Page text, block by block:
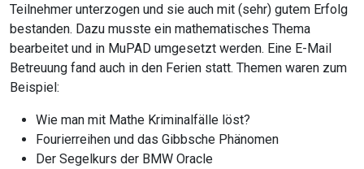
Teilnehmer unterzogen und sie auch mit (sehr) gutem Erfolg
bestanden. Dazu musste ein mathematisches Thema
bearbeitet und in MuPAD umgesetzt werden. Eine E-Mail
Betreuung fand auch in den Ferien statt. Themen waren zum
Beispiel:
Wie man mit Mathe Kriminalfälle löst?
Fourierreihen und das Gibbsche Phänomen
Der Segelkurs der BMW Oracle